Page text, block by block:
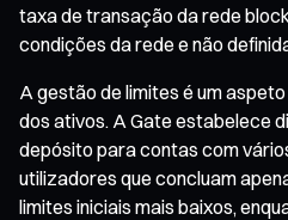
taxa de transação da rede
condições da rede e não
A gestão de limites é um
dos ativos. A Gate estabelece
depósito para contas com
utilizadores que concluam
limites iniciais mais baixos,